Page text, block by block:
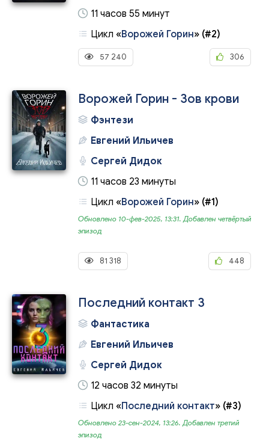
11 часов 55 минут
Цикл «Ворожей Горин» (#2)
57 240 306
Ворожей Горин - Зов крови
Фэнтези
Евгений Ильичев
Сергей Дидок
11 часов 23 минуты
Цикл «Ворожей Горин» (#1)
Обновлено 10-фев-2025, 13:31. Добавлен четвёртый
эпизод
81 318 448
Последний контакт 3
Фантастика
Евгений Ильичев
Сергей Дидок
12 часов 32 минуты
Цикл «Последний контакт» (#3)
Обновлено 23-сен-2024, 13:26. Добавлен третий
эпизод